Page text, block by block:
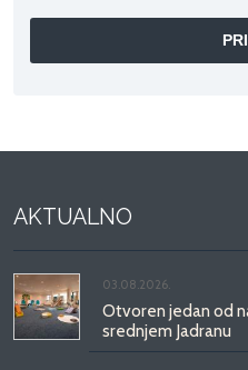
AKTUALNO
03.08.2026.
Otvoren jedan od
srednjem Jadranu